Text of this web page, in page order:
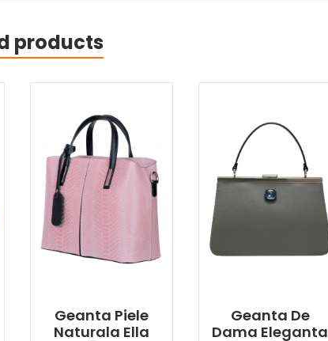
products
Geanta Piele
Naturala Ella
Geanta De
Dama Eleganta